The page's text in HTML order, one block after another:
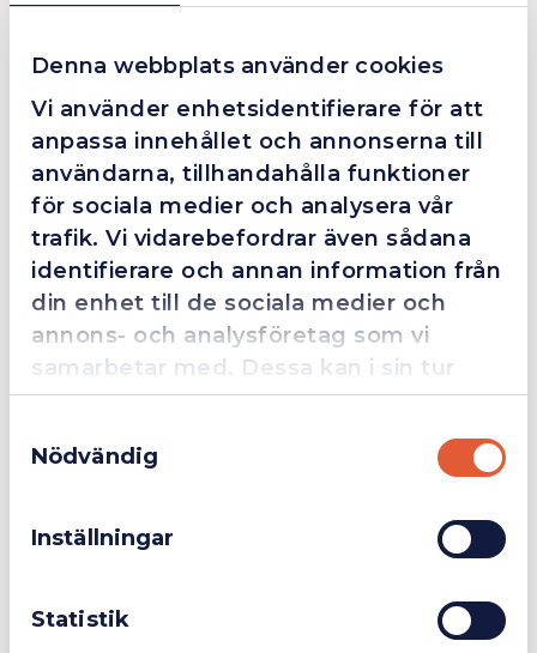
Denna webbplats använder cookies
Vi använder enhetsidentifierare för att
anpassa innehållet och annonserna till
användarna, tillhandahålla funktioner
för sociala medier och analysera vår
trafik. Vi vidarebefordrar även sådana
identifierare och annan information från
din enhet till de sociala medier och
annons- och analysföretag som vi
samarbetar med. Dessa kan i sin tur
kombinera informationen med annan
information som du har tillhandahållit
eller som de har samlat in när du har
Nödvändig
Inställningar
Statistik
Exkl. moms
Privatperson Inkl. moms
4.4 10 Reviews
Beskrivning
Livslängd
Skärkapacitet i solida material